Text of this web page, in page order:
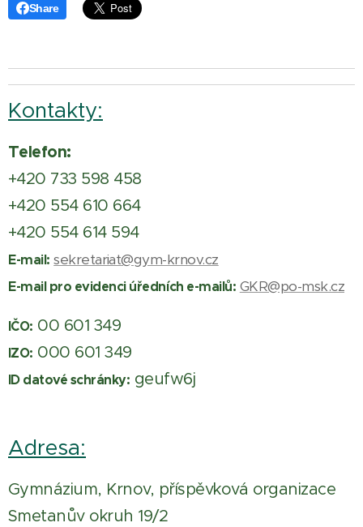
Share
Kontakty:
Telefon:
+420 733 598 458
+420 554 610 664
+420 554 614 594
E-mail: sekretariat@gym-krnov.cz
E-mail pro evidenci úředních e-mailů: GKR@po-msk.cz
IČO: 00 601 349
IZO: 000 601 349
ID datové schránky: geufw6j
Adresa:
Gymnázium, Krnov, příspěvková organizace
Smetanův okruh 19/2